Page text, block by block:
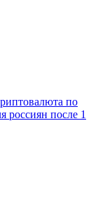
по
россиян после 1